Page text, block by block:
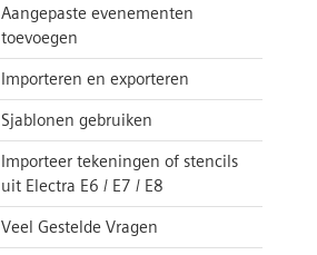
Aangepaste evenementen
toevoegen
Importeren en exporteren
Sjablonen gebruiken
Importeer tekeningen of stencils
uit Electra E6 / E7 / E8
Veel Gestelde Vragen